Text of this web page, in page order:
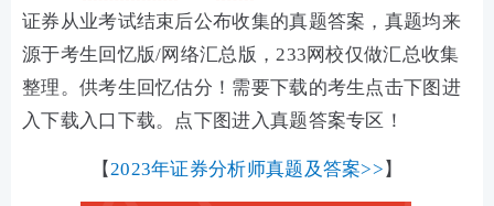
证券从业考试结束后公布收集的真题答案，真题均来
源于考生回忆版/网络汇总版，233网校仅做汇总收集
整理。供考生回忆估分！需要下载的考生点击下图进
入下载入口下载。 点下图进入真题答案专区！
【2023年证券分析师真题及答案>> 】